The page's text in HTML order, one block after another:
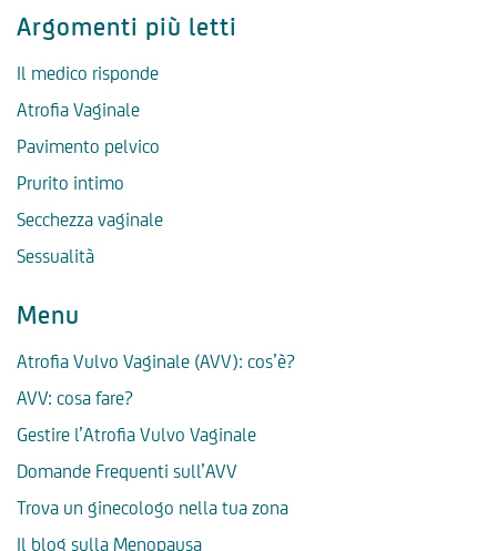
Argomenti più letti
Il medico risponde
Atrofia Vaginale
Pavimento pelvico
Prurito intimo
Secchezza vaginale
Sessualità
Menu
Atrofia Vulvo Vaginale (AVV): cos’è?
AVV: cosa fare?
Gestire l’Atrofia Vulvo Vaginale
Domande Frequenti sull’AVV
Trova un ginecologo nella tua zona
Il blog sulla Menopausa